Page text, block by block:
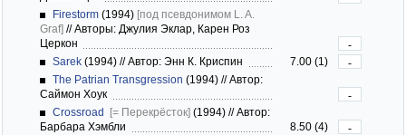
Firestorm (1994) [под псевдонимом L. A.
Graf] //Авторы: Джулия Эклар, Карен Роз
Церкон
-
Sarek (1994) //Автор: Энн К. Криспин 7.00 (1)
-
The Patrian Transgression (1994) //Автор:
Саймон Хоук
-
Crossroad [= Перекрёсток] (1994) //Автор:
Барбара Хэмбли
8.50 (4)
-